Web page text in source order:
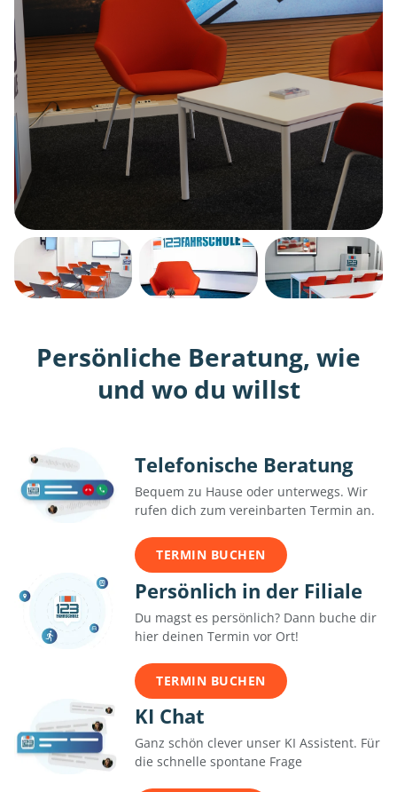
Persönliche Beratung, wie
und wo du willst
Telefonische Beratung
Bequem zu Hause oder unterwegs. Wir
rufen dich zum vereinbarten Termin an.
TERMIN BUCHEN
Persönlich in der Filiale
Du magst es persönlich? Dann buche dir
hier deinen Termin vor Ort!
TERMIN BUCHEN
KI Chat
Ganz schön clever unser KI Assistent. Für
die schnelle spontane Frage